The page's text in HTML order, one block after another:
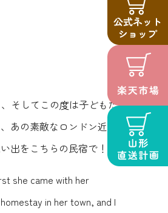
そしてこの度は子どもた
の素敵なロンドン近郊
出をこちらの民宿で！
she came with her
in her town, and I